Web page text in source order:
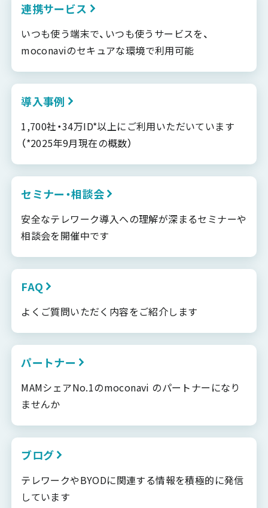
連携サービス
いつも使う端末で、いつも使うサービスを、
moconaviのセキュアな環境で利用可能
導入事例
1,700社・34万ID*以上にご利用いただいています
（*2025年9月現在の概数）
セミナー・相談会
安全なテレワーク導入への理解が深まるセミナーや
相談会を開催中です
FAQ
よくご質問いただく内容をご紹介します
パートナー
MAMシェアNo.1のmoconavi のパートナーになり
ませんか
ブログ
テレワークやBYODに関連する情報を積極的に発信
しています